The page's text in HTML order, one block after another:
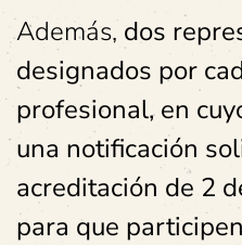
Además,dos
designados por
profesional, en
una notificación
acreditación de 2
para que